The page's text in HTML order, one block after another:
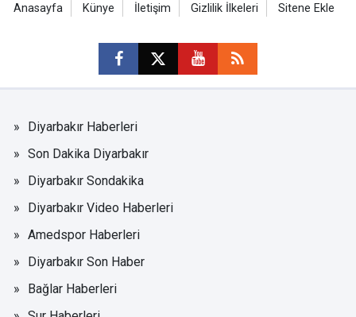
Anasayfa Künye İletişim Gizlilik İlkeleri Sitene Ekle
Diyarbakır Haberleri
Son Dakika Diyarbakır
Diyarbakır Sondakika
Diyarbakır Video Haberleri
Amedspor Haberleri
Diyarbakır Son Haber
Bağlar Haberleri